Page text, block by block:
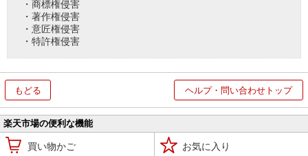
・商標権侵害
・著作権侵害
・意匠権侵害
・特許権侵害
もどる ヘルプ・問い合わせトップ
楽天市場の便利な機能
買い物かご お気に入り